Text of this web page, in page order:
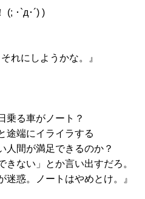
･`д･´) )
、それにしようかな。』
る車がノート？
イライラする
足できるのか？
」とか言い出すだろ。
ノートはやめとけ。』